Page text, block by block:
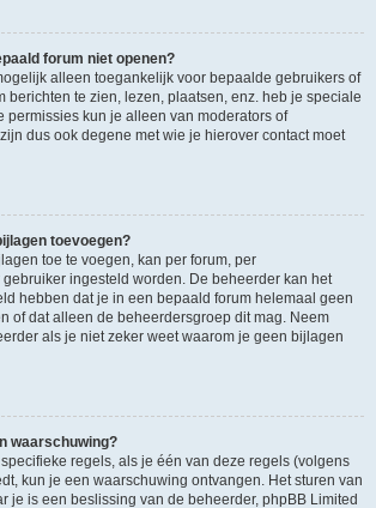
forum niet openen?
alleen toegankelijk voor bepaalde gebruikers of
berichten te zien, lezen, plaatsen, enz. heb je speciale
permissies kun je alleen van moderators of
dus ook degene met wie je hierover contact moet
toevoegen?
toe te voegen, kan per forum, per
ingesteld worden. De beheerder kan het
hebben dat je in een bepaald forum helemaal geen
of dat alleen de beheerdersgroep dit mag. Neem
als je niet zeker weet waarom je geen bijlagen
waarschuwing?
regels, als je één van deze regels (volgens
kun je een waarschuwing ontvangen. Het sturen van
je is een beslissing van de beheerder, phpBB Limited